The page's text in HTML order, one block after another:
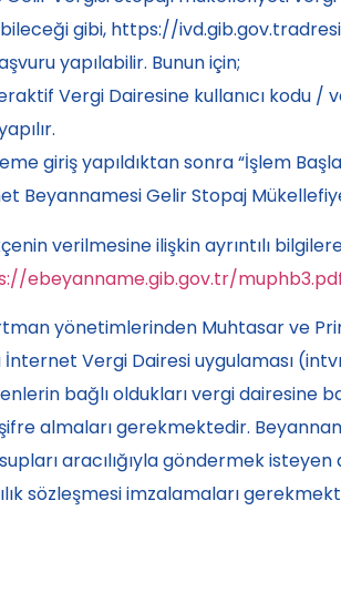
gibi, https://
yapılabilir. Bunun için;
Vergi Dairesine kullanıcı kodu /
giriş yapıldıktan sonra “İşlem
Beyannamesi Gelir Stopaj
verilmesine ilişkin ayrıntılı
ebeyanname.gib.gov.tr/
yönetimlerinden Muhtasar ve
İnternet Vergi Dairesi uygulaması
bağlı oldukları vergi dairesine
almaları gerekmektedir.
aracılığıyla göndermek
sözleşmesi imzalamaları